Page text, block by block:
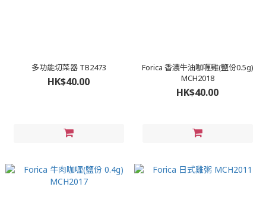
多功能切菜器 TB2473
HK$40.00
Forica 香濃牛油咖喱雞(鹽份0.5g)
MCH2018
HK$40.00